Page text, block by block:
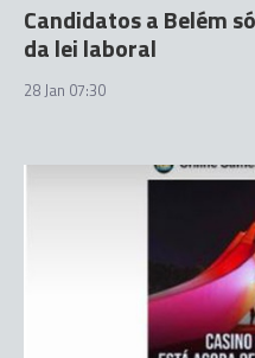
Candidatos a Belém
da lei laboral
28 Jan 07:30